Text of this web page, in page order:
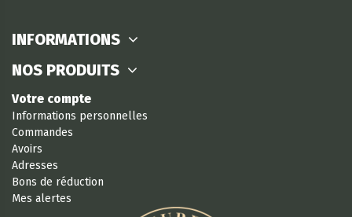
INFORMATIONS
NOS PRODUITS
Votre compte
Informations personnelles
Commandes
Avoirs
Adresses
Bons de réduction
Mes alertes